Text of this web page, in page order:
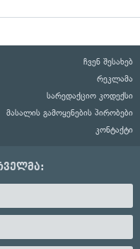
ჩვენ შესახებ
რეკლამა
სარედაქციო კოდექსი
მასალის გამოყენების პირობები
კონტაქტი